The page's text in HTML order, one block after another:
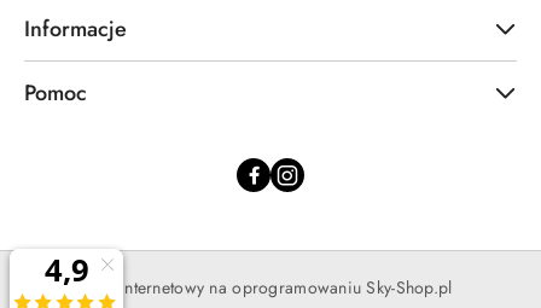
Informacje
Pomoc
Sklep internetowy na oprogramowaniu Sky-Shop.pl